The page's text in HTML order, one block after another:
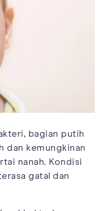
bagian putih
dan kemungkinan
nanah. Kondisi
gatal dan